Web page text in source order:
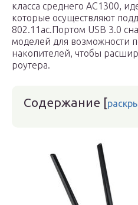
класса среднего AC1300,
которые осуществляют
802.11ac.Портом USB 3.0
моделей для возможности
накопителей, чтобы
роутера.
Содержание [